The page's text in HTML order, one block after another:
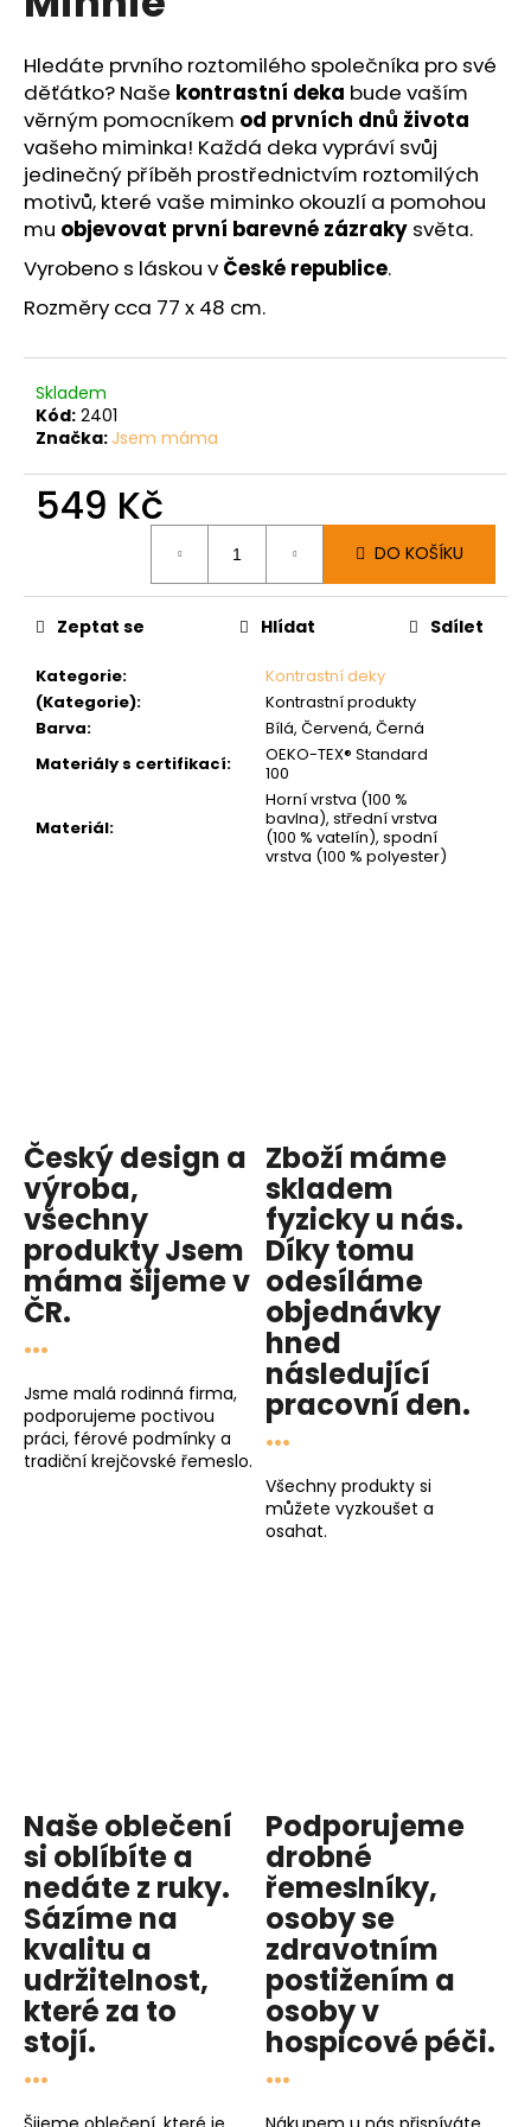
hvězdiček.
Hledáte prvního roztomilého společníka pro své
děťátko? Naše kontrastní deka bude vaším
věrným pomocníkem od prvních dnů života
vašeho miminka! Každá deka vypráví svůj
jedinečný příběh prostřednictvím roztomilých
motivů, které vaše miminko okouzlí a pomohou
mu objevovat první barevné zázraky světa.
Vyrobeno s láskou v České republice.
Rozměry cca 77 x 48 cm.
Skladem
Kód: 2401
Značka: Jsem máma
549 Kč
DO KOŠÍKU
Kategorie:
Kontrastní deky
(Kategorie):
Kontrastní produkty
Barva:
Bílá, Červená, Černá
Materiály s certifikací:
OEKO-TEX® Standard
100
Materiál:
Horní vrstva (100 %
bavlna), střední vrstva
(100 % vatelín), spodní
vrstva (100 % polyester)
Zeptat se Hlídat Sdílet
Český design a
výroba,
všechny
produktyJsem
mámašijeme v
ČR.
...
Jsme malá rodinná firma,
podporujeme poctivou
práci, férové podmínky a
tradiční krejčovské řemeslo.
Zboží máme
skladem
fyzicky u nás.
Díky tomu
odesíláme
objednávky
hned
následující
pracovní den.
...
Všechny produkty si
můžete vyzkoušet a
osahat.
Naše oblečení
si oblíbíte a
nedáte z ruky.
Sázíme na
kvalitu a
udržitelnost,
které za to
stojí.
...
Podporujeme
drobné
řemeslníky,
osoby se
zdravotním
postižením a
osoby v
hospicové péči.
...
j
e
m
e